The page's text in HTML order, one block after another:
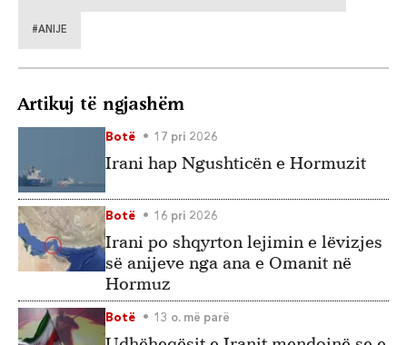
#ANIJE
Artikuj të ngjashëm
Botë 17 pri 2026
Irani hap Ngushticën e Hormuzit
Botë 16 pri 2026
Irani po shqyrton lejimin e lëvizjes
së anijeve nga ana e Omanit në
Hormuz
Botë 13 o. më parë